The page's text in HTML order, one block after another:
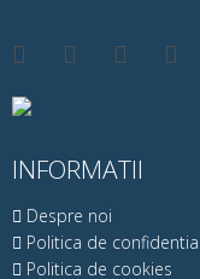
INFORMATII
Despre noi
Politica de
Politica de cookies